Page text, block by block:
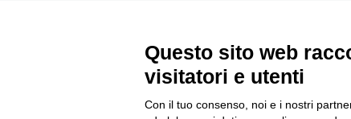
Questo sito web
visitatori e utenti
Con il tuo consenso, noi e i nostri